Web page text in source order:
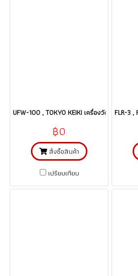
UFW-100 , TOKYO KEIKI เครื่องวัดอัตราก
฿0
สั่งซื้อสินค้า
เปรียบเทียบ
FLR-3